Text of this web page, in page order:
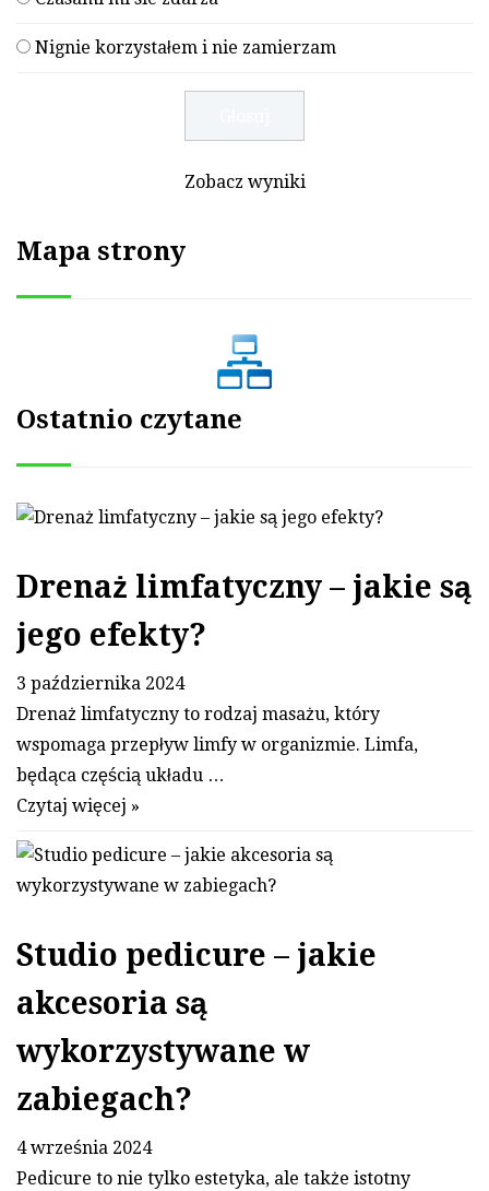
Nignie korzystałem i nie zamierzam
Zobacz wyniki
Mapa strony
Ostatnio czytane
Drenaż limfatyczny – jakie są
jego efekty?
3 października 2024
Drenaż limfatyczny to rodzaj masażu, który
wspomaga przepływ limfy w organizmie. Limfa,
będąca częścią układu …
Czytaj więcej »
Studio pedicure – jakie
akcesoria są
wykorzystywane w
zabiegach?
4 września 2024
Pedicure to nie tylko estetyka, ale także istotny